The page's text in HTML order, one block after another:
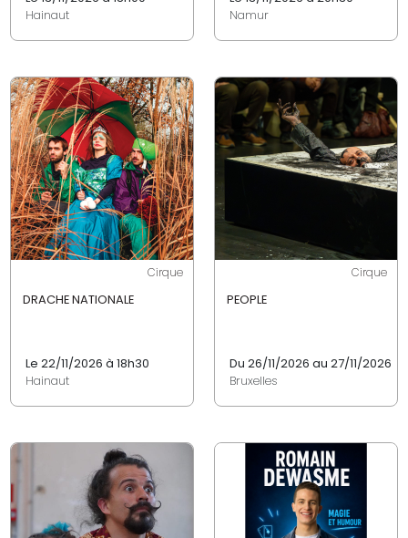
Hainaut
Namur
Cirque
DRACHE NATIONALE
Le 22/11/2026 à 18h30
Hainaut
Cirque
PEOPLE
Du 26/11/2026 au 27/11/2026
Bruxelles